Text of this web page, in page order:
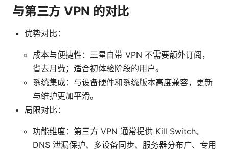
与第三方 VPN 的对比
优势对比：
成本与便捷性：三星自带 VPN 不需要额外订阅，
省去月费；适合初体验阶段的用户。
系统集成：与设备硬件和系统版本高度兼容，更新
与维护更加平滑。
局限对比：
功能维度：第三方 VPN 通常提供 Kill Switch、
DNS 泄漏保护、多设备同步、服务器分布广、专用